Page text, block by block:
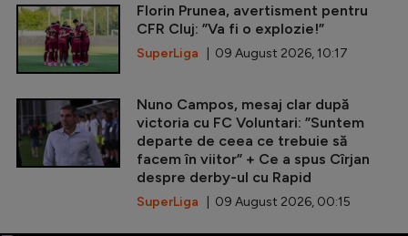
Florin Prunea, avertisment pentru
CFR Cluj: ”Va fi o explozie!”
SuperLiga | 09 August 2026, 10:17
Nuno Campos, mesaj clar după
victoria cu FC Voluntari: ”Suntem
departe de ceea ce trebuie să
facem în viitor” + Ce a spus Cîrjan
despre derby-ul cu Rapid
SuperLiga | 09 August 2026, 00:15